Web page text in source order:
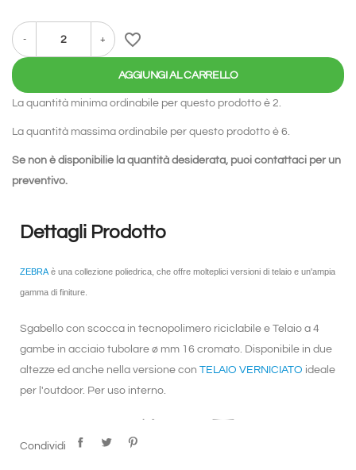
- + favorite_border
AGGIUNGI AL CARRELLO
La quantità minima ordinabile per questo prodotto è 2.
La quantità massima ordinabile per questo prodotto è 6.
Se non è disponibilie la quantità desiderata, puoi contattaci per un
preventivo.
Dettagli Prodotto
ZEBRA è una collezione poliedrica, che offre molteplici versioni di telaio e un'ampia
gamma di finiture.
Sgabello con scocca in tecnopolimero riciclabile e Telaio a 4
gambe in acciaio tubolare ø mm 16 cromato. Disponibile in due
altezze ed anche nella versione con TELAIO VERNICIATO ideale
per l'outdoor. Per uso interno.
Condividi